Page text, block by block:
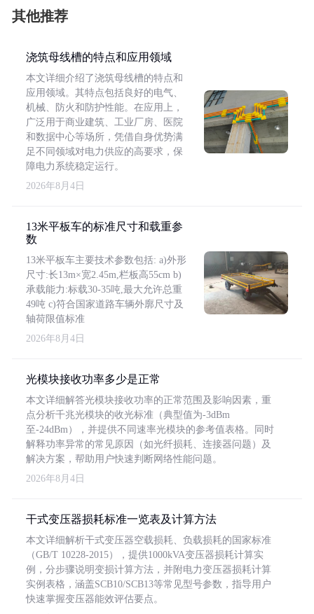
其他推荐
浇筑母线槽的特点和应用领域
本文详细介绍了浇筑母线槽的特点和
应用领域。其特点包括良好的电气、
机械、防火和防护性能。在应用上，
广泛用于商业建筑、工业厂房、医院
和数据中心等场所，凭借自身优势满
足不同领域对电力供应的高要求，保
障电力系统稳定运行。
2026年8月4日
13米平板车的标准尺寸和载重参
数
13米平板车主要技术参数包括: a)外形
尺寸:长13m×宽2.45m,栏板高55cm b)
承载能力:标载30-35吨,最大允许总重
49吨 c)符合国家道路车辆外廓尺寸及
轴荷限值标准
2026年8月4日
光模块接收功率多少是正常
本文详细解答光模块接收功率的正常范围及影响因素，重
点分析千兆光模块的收光标准（典型值为-3dBm
至-24dBm），并提供不同速率光模块的参考值表格。同时
解释功率异常的常见原因（如光纤损耗、连接器问题）及
解决方案，帮助用户快速判断网络性能问题。
2026年8月4日
干式变压器损耗标准一览表及计算方法
本文详细解析干式变压器空载损耗、负载损耗的国家标准
（GB/T 10228-2015），提供1000kVA变压器损耗计算实
例，分步骤说明变损计算方法，并附电力变压器损耗计算
实例表格，涵盖SCB10/SCB13等常见型号参数，指导用户
快速掌握变压器能效评估要点。